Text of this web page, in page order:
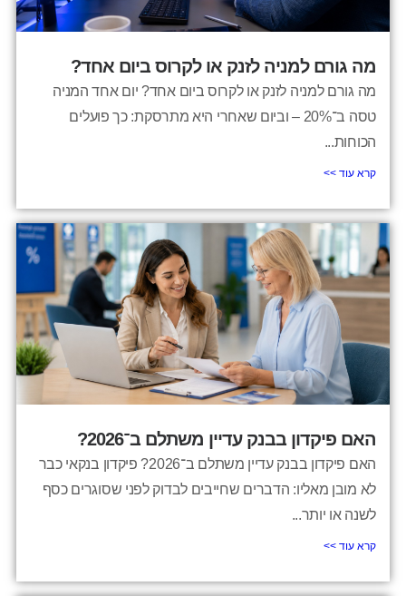
מה גורם למניה לזנק או לקרוס ביום אחד?
מה גורם למניה לזנק או לקרוס ביום אחד? יום אחד המניה
טסה ב־20% – וביום שאחרי היא מתרסקת: כך פועלים
הכוחות...
קרא עוד >>
האם פיקדון בבנק עדיין משתלם ב־2026?
האם פיקדון בבנק עדיין משתלם ב־2026? פיקדון בנקאי כבר
לא מובן מאליו: הדברים שחייבים לבדוק לפני שסוגרים כסף
לשנה או יותר...
קרא עוד >>